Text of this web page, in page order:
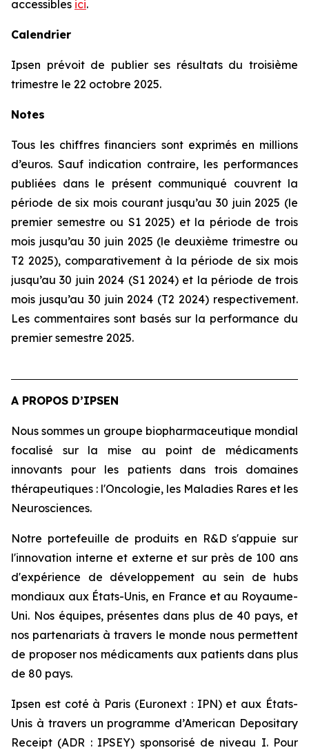
accessibles ici.
Calendrier
Ipsen prévoit de publier ses résultats du troisième
trimestre le 22 octobre 2025.
Notes
Tous les chiffres financiers sont exprimés en millions
d’euros. Sauf indication contraire, les performances
publiées dans le présent communiqué couvrent la
période de six mois courant jusqu’au 30 juin 2025 (le
premier semestre ou S1 2025) et la période de trois
mois jusqu’au 30 juin 2025 (le deuxième trimestre ou
T2 2025), comparativement à la période de six mois
jusqu’au 30 juin 2024 (S1 2024) et la période de trois
mois jusqu’au 30 juin 2024 (T2 2024) respectivement.
Les commentaires sont basés sur la performance du
premier semestre 2025.
A PROPOS D’IPSEN
Nous sommes un groupe biopharmaceutique mondial
focalisé sur la mise au point de médicaments
innovants pour les patients dans trois domaines
thérapeutiques : l'Oncologie, les Maladies Rares et les
Neurosciences.
Notre portefeuille de produits en R&D s'appuie sur
l'innovation interne et externe et sur près de 100 ans
d'expérience de développement au sein de hubs
mondiaux aux États-Unis, en France et au Royaume-
Uni. Nos équipes, présentes dans plus de 40 pays, et
nos partenariats à travers le monde nous permettent
de proposer nos médicaments aux patients dans plus
de 80 pays.
Ipsen est coté à Paris (Euronext : IPN) et aux États-
Unis à travers un programme d’American Depositary
Receipt (ADR : IPSEY) sponsorisé de niveau I. Pour